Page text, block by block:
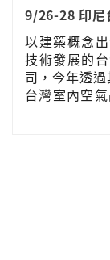
9/26-28 印尼
以建築概念
技術發展的
司，今年透
台灣室內空
印尼泗水舉